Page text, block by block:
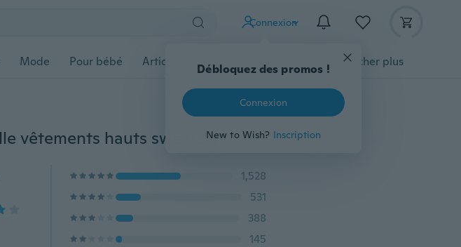
Connexion
Débloquez des promos !
Connexion
New to Wish? Inscription
Mode Pour bébé Articles pour animaux domestiques Afficher plus
Enfants enfant en bas âge bébé fille vêtements hauts sweats à capuche à manches longues sweat pantalon 2 pièces mignon filles vêtements tenues ensemble
1,528
531
388
145